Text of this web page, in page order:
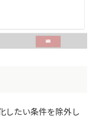
たい条件を除外し